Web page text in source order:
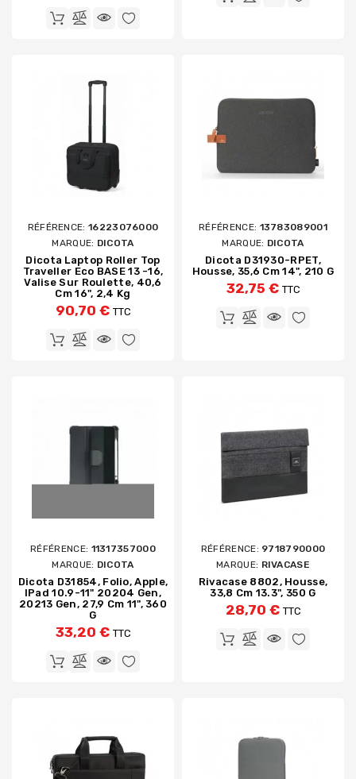
RÉFÉRENCE: 16223076000
MARQUE: DICOTA
Dicota Laptop Roller Top
Traveller Eco BASE 13 -16,
Valise Sur Roulette, 40,6
Cm 16", 2,4 Kg
90,70 € TTC
RÉFÉRENCE: 13783089001
MARQUE: DICOTA
Dicota D31930-RPET,
Housse, 35,6 Cm 14", 210 G
32,75 € TTC
RÉFÉRENCE: 11317357000
MARQUE: DICOTA
Dicota D31854, Folio, Apple,
IPad 10.9-11" 20204 Gen,
20213 Gen, 27,9 Cm 11", 360
G
33,20 € TTC
RÉFÉRENCE: 9718790000
MARQUE: RIVACASE
Rivacase 8802, Housse,
33,8 Cm 13.3", 350 G
28,70 € TTC